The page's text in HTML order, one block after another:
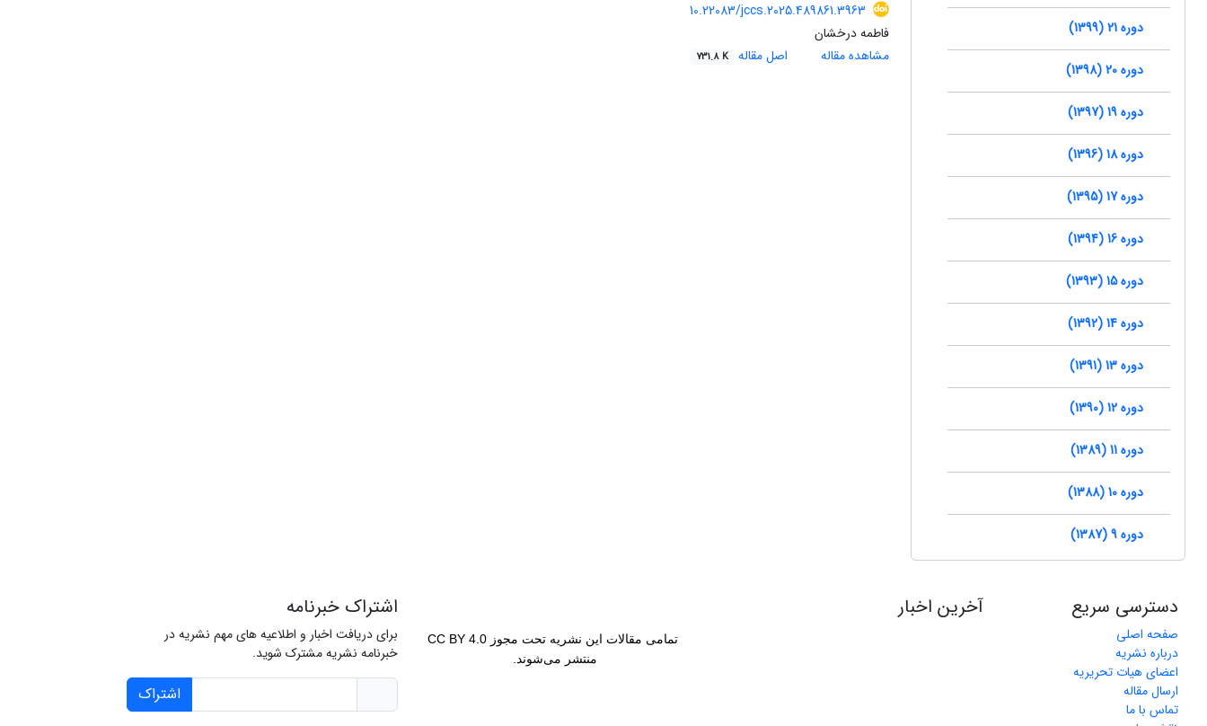
10.22083/jccs.2025.489861.3963
فاطمه درخشان
مشاهده مقاله
اصل مقاله 731.8 K
دوره 21 (1399)
دوره 20 (1398)
دوره 19 (1397)
دوره 18 (1396)
دوره 17 (1395)
دوره 16 (1394)
دوره 15 (1393)
دوره 14 (1392)
دوره 13 (1391)
دوره 12 (1390)
دوره 11 (1389)
دوره 10 (1388)
دوره 9 (1387)
دسترسی سریع
صفحه اصلی
درباره نشریه
اعضای هیات تحریریه
ارسال مقاله
تماس با ما
آخرین اخبار
تمامی مقالات این نشریه تحت مجوز CC BY 4.0
منتشر می‌شوند.
اشتراک خبرنامه
برای دریافت اخبار و اطلاعیه های مهم نشریه در
خبرنامه نشریه مشترک شوید.
اشتراک